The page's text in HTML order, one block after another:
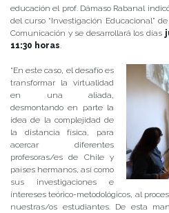
educación el prof. Dámaso Rabanal
del curso “Investigación Educacional”
Comunicación y se desarrollará los días
11:30 horas
“En este caso, el desafío es
transformar la virtualidad
en una aliada,
desmontando en parte la
idea de la complejidad de
la distancia física, para
acercar diferentes
profesoras/es de Chile y
países hermanos, así como
sus investigaciones e
intereses teórico-metodológicos, al
nuestras/os estudiantes. De esta